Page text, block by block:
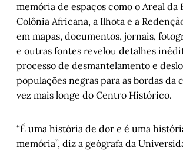
memória de espaços como o Areal da
Colônia Africana, a Ilhota e a
em mapas, documentos, jornais,
e outras fontes revelou detalhes
processo de desmantelamento e
populações negras para as bordas da
vez mais longe do Centro Histórico.
“É uma história de dor e é uma
memória”, diz a geógrafa da